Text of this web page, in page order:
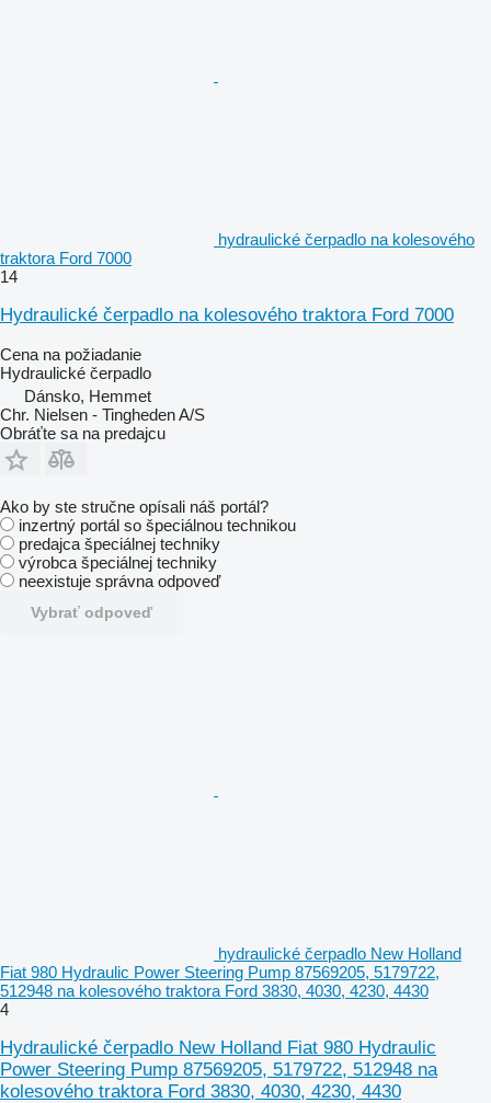
hydraulické čerpadlo na kolesového
traktora Ford 7000
14
Hydraulické čerpadlo na kolesového traktora Ford 7000
Cena na požiadanie
Hydraulické čerpadlo
Dánsko, Hemmet
Chr. Nielsen - Tingheden A/S
Obráťte sa na predajcu
Ako by ste stručne opísali náš portál?
inzertný portál so špeciálnou technikou
predajca špeciálnej techniky
výrobca špeciálnej techniky
neexistuje správna odpoveď
Vybrať odpoveď
hydraulické čerpadlo New Holland
Fiat 980 Hydraulic Power Steering Pump 87569205, 5179722,
512948 na kolesového traktora Ford 3830, 4030, 4230, 4430
4
Hydraulické čerpadlo New Holland Fiat 980 Hydraulic
Power Steering Pump 87569205, 5179722, 512948 na
kolesového traktora Ford 3830, 4030, 4230, 4430